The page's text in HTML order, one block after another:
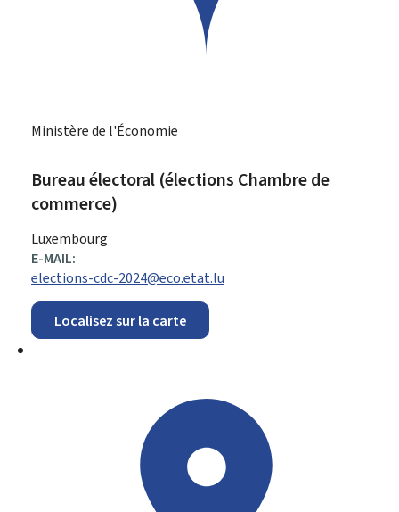
Ministère de l'Économie
Bureau électoral (élections Chambre de
commerce)
ADRESSE
:
Luxembourg
E-MAIL:
elections-cdc-2024@eco.etat.lu
Localisez sur la carte